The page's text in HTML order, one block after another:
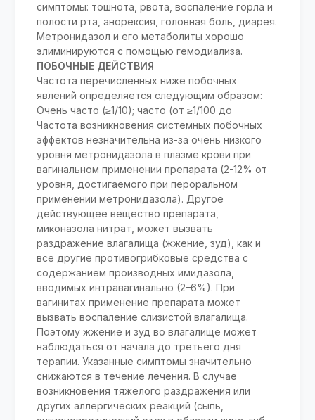
симптомы: тошнота, рвота, воспаление горла и
полости рта, анорексия, головная боль, диарея.
Метронидазол и его метаболиты хорошо
элиминируются с помощью гемодиализа.
ПОБОЧНЫЕ ДЕЙСТВИЯ
Частота перечисленных ниже побочных
явлений определяется следующим образом:
Очень часто (≥1/10); часто (от ≥1/100 до
Частота возникновения системных побочных
эффектов незначительна из-за очень низкого
уровня метронидазола в плазме крови при
вагинальном применении препарата (2-12% от
уровня, достигаемого при пероральном
применении метронидазола). Другое
действующее вещество препарата,
миконазола нитрат, может вызвать
раздражение влагалища (жжение, зуд), как и
все другие противогрибковые средства с
содержанием производных имидазола,
вводимых интравагинально (2–6%). При
вагинитах применение препарата может
вызвать воспаление слизистой влагалища.
Поэтому жжение и зуд во влагалище может
наблюдаться от начала до третьего дня
терапии. Указанные симптомы значительно
снижаются в течение лечения. В случае
возникновения тяжелого раздражения или
других аллергических реакций (сыпь,